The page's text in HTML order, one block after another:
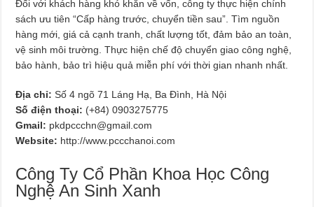
Đối với khách hàng khó khăn về vốn, công ty thực hiện chính
sách ưu tiên “Cấp hàng trước, chuyển tiền sau”. Tìm nguồn
hàng mới, giá cả cạnh tranh, chất lượng tốt, đảm bảo an toàn,
vệ sinh môi trường. Thực hiện chế độ chuyển giao công nghệ,
bảo hành, bảo trì hiệu quả miễn phí với thời gian nhanh nhất.
Địa chỉ:Số 4 ngõ 71 Láng Hạ, Ba Đình, Hà Nội
Số điện thoại: (+84) 0903275775
Gmail: pkdpccchn@gmail.com
Website: http://www.pccchanoi.com
Công Ty Cổ Phần Khoa Học Công
Nghệ An Sinh Xanh